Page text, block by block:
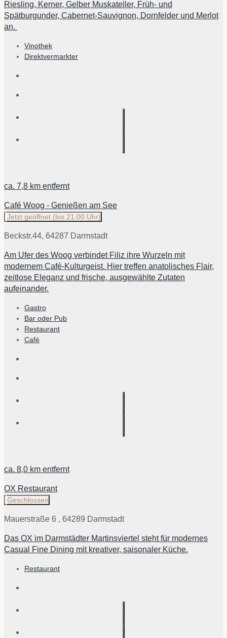
Riesling, Kerner, Gelber Muskateller, Früh- und
Spätburgunder, Cabernet-Sauvignon, Dornfelder und Merlot
an.
Vinothek
Direktvermarkter
ca. 7,8 km entfernt
Café Woog - Genießen am See
Jetzt geöffnet (bis 21:00 Uhr)
Beckstr.44, 64287 Darmstadt
Am Ufer des Woog verbindet Filiz ihre Wurzeln mit
modernem Café-Kulturgeist. Hier treffen anatolisches Flair,
zeitlose Eleganz und frische, ausgewählte Zutaten
aufeinander.
Gastro
Bar oder Pub
Restaurant
Café
ca. 8,0 km entfernt
OX Restaurant
Geschlossen
Mauerstraße 6 , 64289 Darmstadt
Das OX im Darmstädter Martinsviertel steht für modernes
Casual Fine Dining mit kreativer, saisonaler Küche.
Restaurant